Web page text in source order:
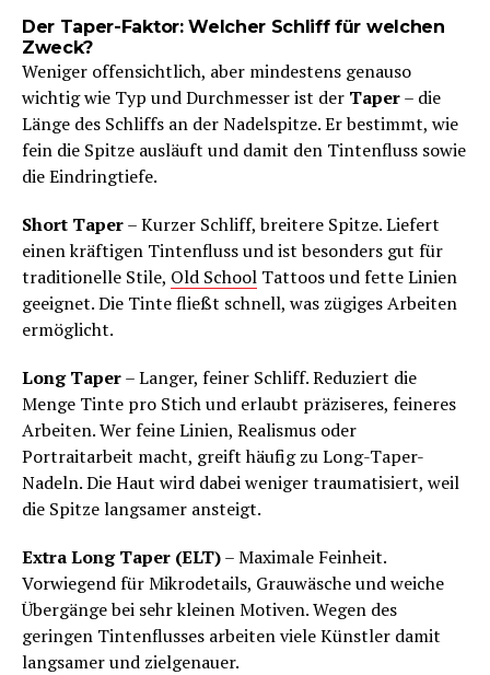
Der Taper-Faktor: Welcher Schliff für welchen
Zweck?
Weniger offensichtlich, aber mindestens genauso
wichtig wie Typ und Durchmesser ist der Taper– die
Länge des Schliffs an der Nadelspitze. Er bestimmt, wie
fein die Spitze ausläuft und damit den Tintenfluss sowie
die Eindringtiefe.
Short Taper– Kurzer Schliff, breitere Spitze. Liefert
einen kräftigen Tintenfluss und ist besonders gut für
traditionelle Stile, Old School Tattoos und fette Linien
geeignet. Die Tinte fließt schnell, was zügiges Arbeiten
ermöglicht.
Long Taper– Langer, feiner Schliff. Reduziert die
Menge Tinte pro Stich und erlaubt präziseres, feineres
Arbeiten. Wer feine Linien, Realismus oder
Portraitarbeit macht, greift häufig zu Long-Taper-
Nadeln. Die Haut wird dabei weniger traumatisiert, weil
die Spitze langsamer ansteigt.
Extra Long Taper (ELT)– Maximale Feinheit.
Vorwiegend für Mikrodetails, Grauwäsche und weiche
Übergänge bei sehr kleinen Motiven. Wegen des
geringen Tintenflusses arbeiten viele Künstler damit
langsamer und zielgenauer.